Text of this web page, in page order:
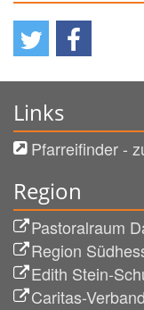
Links
Pfarreifinder -
Region
Pastoralraum
Region
Edith Stein-
Caritas-